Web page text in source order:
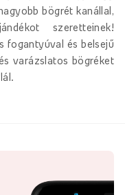
bögrét kanállal,
szeretteinek!
fogantyúval és belsejű
varázslatos bögréket